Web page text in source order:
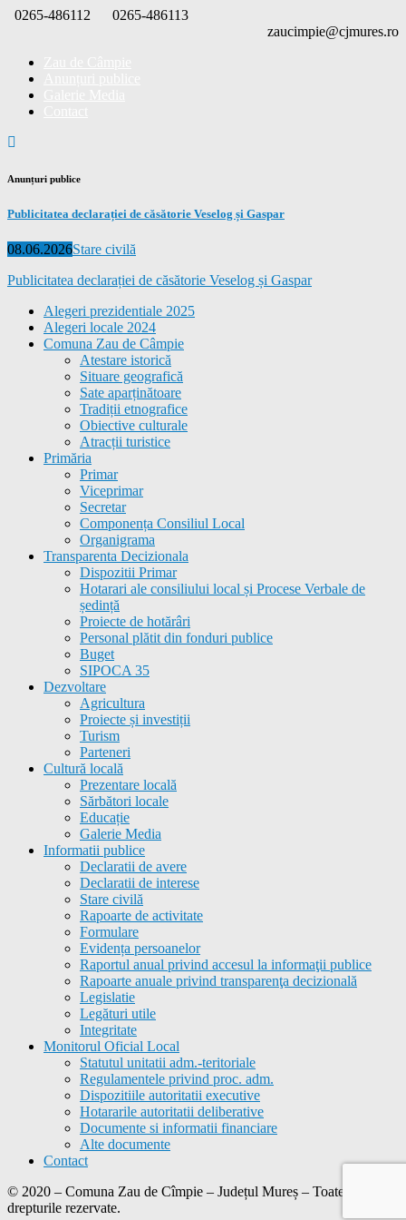
Skip
0265-486112
0265-486113
zaucimpie@cjmures.ro
Anunțuri publice
Publicitatea declarației de căsătorie Veselog și Gaspar
Posted
08.06.2026Categories
Stare civilă
Publicitatea declarației de căsătorie Veselog și Gaspar
Alegeri prezidentiale 2025
Alegeri locale 2024
Comuna Zau de Câmpie
Atestare istorică
Situare geografică
Sate aparținătoare
Tradiții etnografice
Obiective culturale
Atracții turistice
Primăria
Primar
Viceprimar
Secretar
Componența Consiliul Local
Organigrama
Transparenta Decizionala
Dispozitii Primar
Hotarari ale consiliului local și Procese Verbale de
ședință
Proiecte de hotărâri
Personal plătit din fonduri publice
Buget
SIPOCA 35
Dezvoltare
Agricultura
Proiecte și investiții
Turism
Parteneri
Cultură locală
Prezentare locală
Sărbători locale
Educație
Galerie Media
Informatii publice
Declaratii de avere
Declaratii de interese
Stare civilă
Rapoarte de activitate
Formulare
Evidența persoanelor
Raportul anual privind accesul la informaţii publice
Rapoarte anuale privind transparenţa decizională
Legislatie
Legături utile
Integritate
Monitorul Oficial Local
Statutul unitatii adm.-teritoriale
Regulamentele privind proc. adm.
Dispozitiile autoritatii executive
Hotararile autoritatii deliberative
Documente si informatii financiare
Alte documente
Contact
© 2020 – Comuna Zau de Cîmpie – Județul Mureș – Toate
drepturile rezervate.